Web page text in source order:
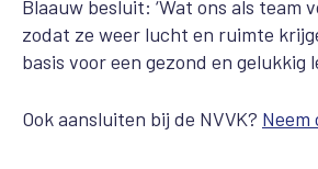
Blaauw besluit: ‘Wat ons als
zodat ze weer lucht en ruimte
basis voor een gezond en gelukkig
Ook aansluiten bij de NVVK?